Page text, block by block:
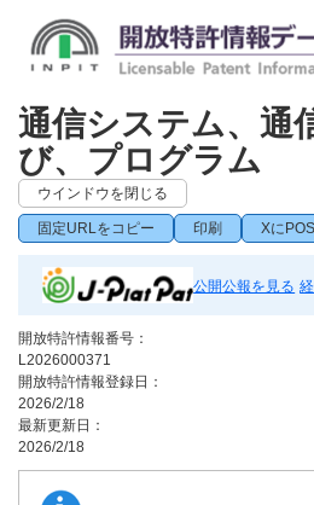
通信システム、通
び、プログラム
ウインドウを閉じる
固定URLをコピー 印刷 Xに
公開公報を見る
開放特許情報番号：
L2026000371
開放特許情報登録日：
2026/2/18
最新更新日：
2026/2/18